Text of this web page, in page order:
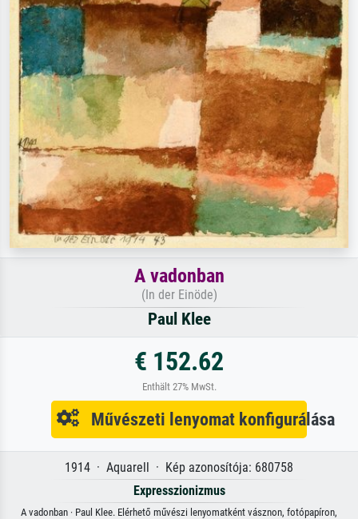
A vadonban
(In der Einöde)
Paul Klee
€ 152.62
Enthält 27% MwSt.
Művészeti lenyomat konfigurálása
1914 · Aquarell · Kép azonosítója: 680758
Expresszionizmus
A vadonban · Paul Klee. Elérhető művészi lenyomatként vásznon, fotópapíron,